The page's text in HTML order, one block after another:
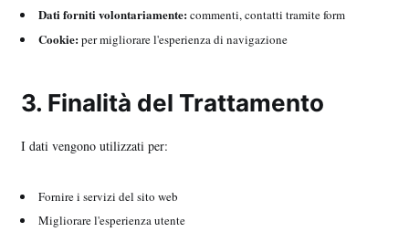
Dati forniti volontariamente: commenti, contatti tramite form
Cookie: per migliorare l'esperienza di navigazione
3. Finalità del Trattamento
I dati vengono utilizzati per:
Fornire i servizi del sito web
Migliorare l'esperienza utente